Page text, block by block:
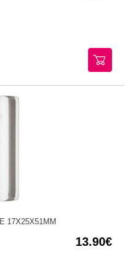
17X25X51MM
13.90